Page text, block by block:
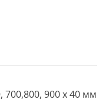
700,800, 900 х 40 мм